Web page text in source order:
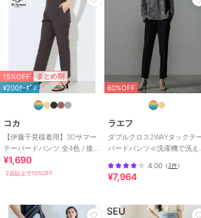
お手入れ
洗濯機、漂白不可、タン
不可、自然乾燥、アイロ
可、ドライ可、ウエット
特徴
パンツ
ナイロン/レーヨン素
/テーパード
ライズ
スラックス
ナイロン/レーヨン素材
/洗える
原産国 中国
15%OFF まとめ割
¥200ｸｰﾎﾟﾝ
コカ
【伊藤千晃様着用】3Dサマー
テーパードパンツ 全4色 / 接触
冷感・シワになりにくい
¥1,690
2点以上で10%OFF
60%OFF
ラエフ
ダブルクロス2WAYタックテ
パードパンツ≪洗濯機で洗え
4.00 （2件）
¥7,964